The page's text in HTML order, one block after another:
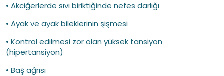
• Akciğerlerde sıvı biriktiğinde nefes darlığı
• Ayak ve ayak bileklerinin şişmesi
• Kontrol edilmesi zor olan yüksek tansiyon
(hipertansiyon)
• Baş ağrısı